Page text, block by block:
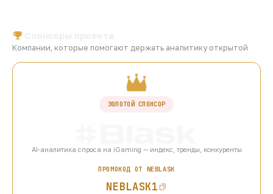
Компании, которые помогают держать аналитику открытой
ЗОЛОТОЙ СПОНСОР
AI-аналитика спроса на iGaming — индекс, тренды, конкуренты
ПРОМОКОД ОТ NEBLASK
NEBLASK1